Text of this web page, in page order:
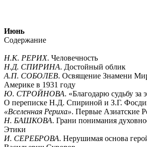
Июнь
Содержание
Н.К. РЕРИХ. Человечность
Н.Д. СПИРИНА. Достойный облик
А.П. СОБОЛЕВ. Освящение Знамени
Америке в 1931 году
Ю. СТРОЙНОВА. «Благодарю судьбу за
О переписке Н.Д. Спириной и З.Г.
«Вселенная Рериха». Первые Азиатские
Н. БАШКОВА. Грани понимания
Этики
И. СЕРЕБРОВА. Нерушимая основа